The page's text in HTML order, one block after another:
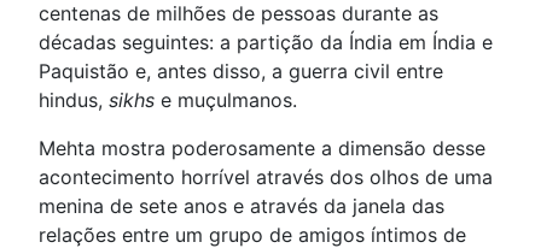
centenas de milhões de pessoas durante as
décadas seguintes: a partição da Índia em Índia e
Paquistão e, antes disso, a guerra civil entre
hindus, sikhs e muçulmanos.
Mehta mostra poderosamente a dimensão desse
acontecimento horrível através dos olhos de uma
menina de sete anos e através da janela das
relações entre um grupo de amigos íntimos de